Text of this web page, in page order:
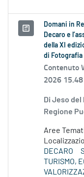
Domani in
Decaro e
della XI
di Fotografia
Contenuto
2026 15.48
Di Jeso del
Regione
Aree
DECARO
TURISMO,